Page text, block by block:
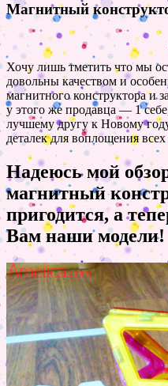
Магнитный
Хочу лишь тметить что мы
довольны качеством и
магнитного конструктора и
у этого же продавца — 1
лучшему другу к Новому
деталек для воплощения
Надеюсь мой
магнитный
пригодится, а
Вам наши модели!